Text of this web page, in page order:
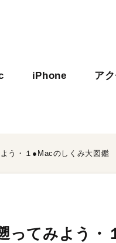
iPhone ア
う・１●Macのしくみ大図鑑
ってみよう・